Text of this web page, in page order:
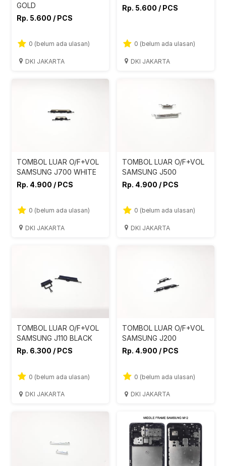
GOLD
Rp. 5.600 / PCS
0 (belum ada ulasan)
DKI JAKARTA
Rp. 5.600 / PCS
0 (belum ada ulasan)
DKI JAKARTA
TOMBOL LUAR O/F+VOL
SAMSUNG J700 WHITE
Rp. 4.900 / PCS
0 (belum ada ulasan)
DKI JAKARTA
TOMBOL LUAR O/F+VOL
SAMSUNG J500
Rp. 4.900 / PCS
0 (belum ada ulasan)
DKI JAKARTA
TOMBOL LUAR O/F+VOL
SAMSUNG J110 BLACK
Rp. 6.300 / PCS
0 (belum ada ulasan)
DKI JAKARTA
TOMBOL LUAR O/F+VOL
SAMSUNG J200
Rp. 4.900 / PCS
0 (belum ada ulasan)
DKI JAKARTA